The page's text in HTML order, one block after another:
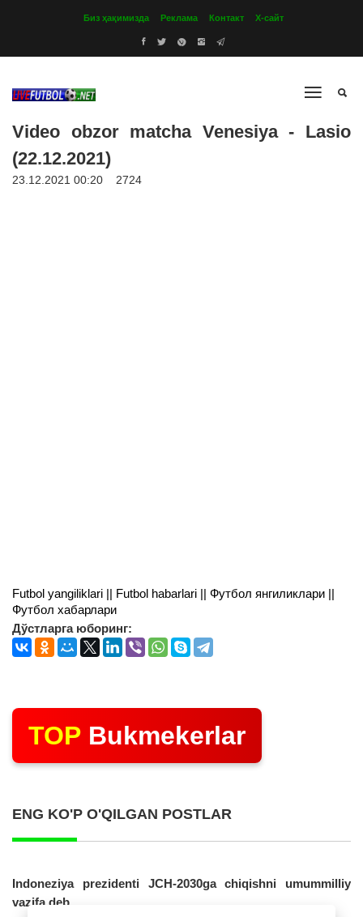
Биз ҳақимизда Реклама Контакт Х-сайт
Video obzor matcha Venesiya - Lasio
(22.12.2021)
23.12.2021 00:20 2724
Futbol yangiliklari || Futbol habarlari || Футбол янгиликлари ||
Футбол хабарлари
Дўстларга юборинг:
TOP Bukmekerlar
ENG KO'P O'QILGAN POSTLAR
Indoneziya prezidenti JCH-2030ga chiqishni umummilliy
vazifa deb...